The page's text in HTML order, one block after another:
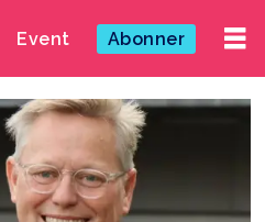
Event Abonner